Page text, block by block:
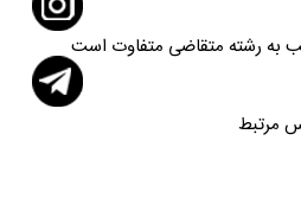
به رشته متقاضی متفاوت است
مرتبط